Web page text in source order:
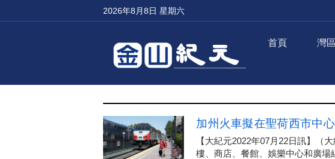
2026年8月8日 星期六
首頁 灣
加州火車擬在聖荷西市中
【大紀元2022年07月22日訊】（
樓、商店、餐館、娛樂中心和廣